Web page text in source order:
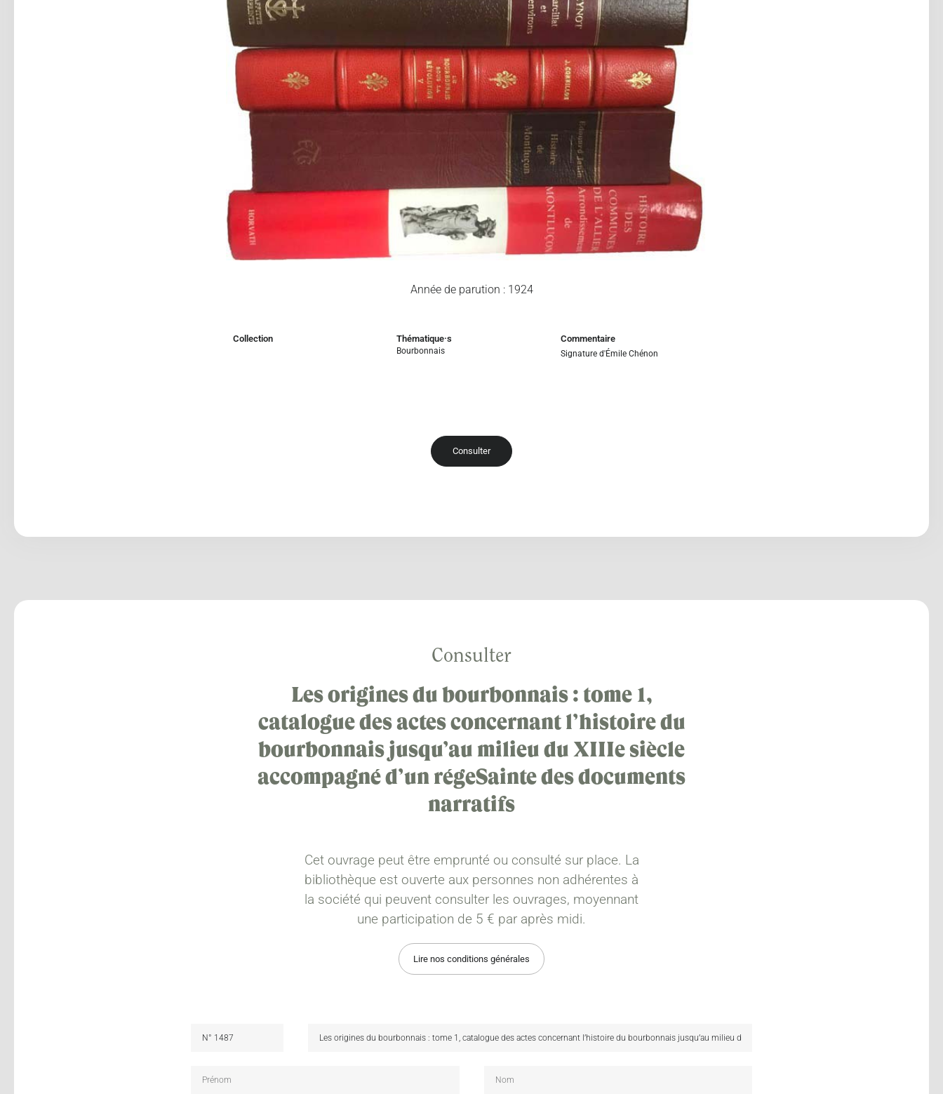
Année de parution : 1924
Collection Thématique·s
Bourbonnais
Commentaire
Signature d'Émile Chénon
Consulter
Consulter
Les origines du bourbonnais : tome 1,
catalogue des actes concernant l’histoire du
bourbonnais jusqu’au milieu du XIIIe siècle
accompagné d’un régeSainte des documents
narratifs
Cet ouvrage peut être emprunté ou consulté sur place. La
bibliothèque est ouverte aux personnes non adhérentes à
la société qui peuvent consulter les ouvrages, moyennant
une participation de 5 € par après midi.
Lire nos conditions générales